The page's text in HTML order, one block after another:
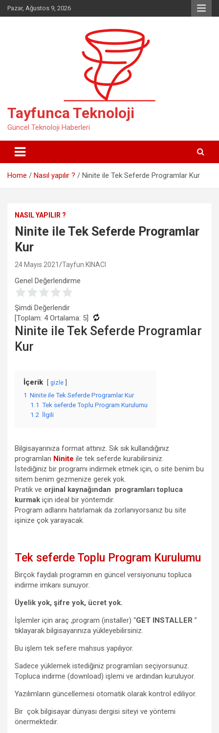
Skip
to
Pazar, Ağustos 9, 2026
Tayfunca Teknoloji
Güncel Teknoloji Haberleri
Home Nasıl yapılır ? Ninite ile Tek Seferde Programlar Kur
NASIL YAPILIR ?
Ninite ile Tek Seferde Programlar
Kur
24 Mayıs 2021 Tayfun KINACI
Genel Değerlendirme
Şimdi Değerlendir
[Toplam: 4Ortalama: 5]
Ninite ile Tek Seferde Programlar
Kur
İçerik gizle
1 Ninite ile Tek Seferde Programlar Kur
1.1 Tek seferde Toplu Program Kurulumu
1.2 İlgili
Bilgisayarınıza format attınız. Sık sık kullandığınız
programları Ninite ile tek seferde kurabilirsiniz.
İstediğiniz bir programı indirmek etmek için, o site benim bu
sitem benim gezmenize gerek yok.
Pratik ve orjinal kaynağından programları topluca
kurmak için ideal bir yöntemdir.
Program adlarını hatırlamak da zorlanıyorsanız bu site
işinize çok yarayacak.
Tek seferde Toplu Program Kurulumu
Birçok faydalı programın en güncel versiyonunu topluca
indirme imkanı sunuyor.
Üyelik yok, şifre yok, ücret yok.
İşlemler için araç ,program (installer) “GET INSTALLER ”
tıklayarak bilgisayarınıza yükleyebilirsiniz.
Bu işlem tek sefere mahsus yapılıyor.
Sadece yüklemek istediğiniz programları seçiyorsunuz.
Topluca indirme (download) işlemi ve ardından kuruluyor.
Yazılımların güncellemesi otomatik olarak kontrol ediliyor.
Bir çok bilgisayar dünyası dergisi siteyi ve yöntemi
önermektedir.